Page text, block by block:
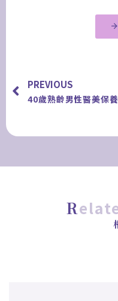
PREVIOUS